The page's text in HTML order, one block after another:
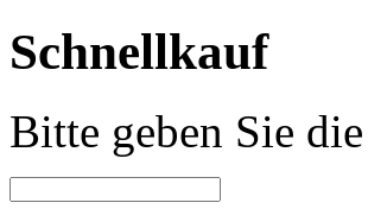
Schnellkauf
Bitte geben Sie